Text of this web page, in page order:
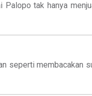
Palopo tak hanya
seperti membacakan